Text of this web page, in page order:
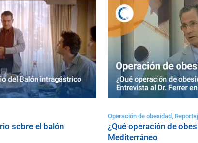
sobre el balón
Operación de obesidad,
¿Qué operación de
Mediterráneo